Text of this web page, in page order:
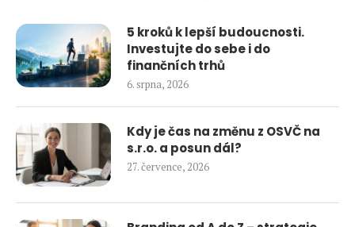
5 kroků k lepší budoucnosti.
Investujte do sebe i do
finančních trhů
6. srpna, 2026
Kdy je čas na změnu z OSVČ na
s.r.o. a posun dál?
27. července, 2026